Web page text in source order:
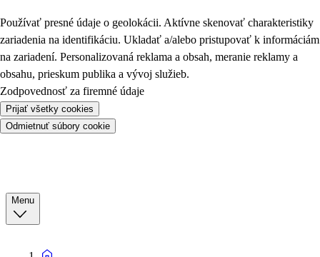
Používať presné údaje o geolokácii. Aktívne skenovať charakteristiky
zariadenia na identifikáciu. Ukladať a/alebo pristupovať k informáciám
na zariadení. Personalizovaná reklama a obsah, meranie reklamy a
obsahu, prieskum publika a vývoj služieb.
Zodpovednosť za firemné údaje
Prijať všetky cookies
Odmietnuť súbory cookie
Menu